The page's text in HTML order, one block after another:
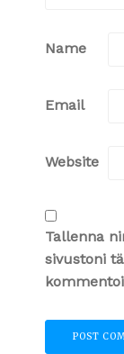
Name
Email
Website
Tallenna
sivustoni